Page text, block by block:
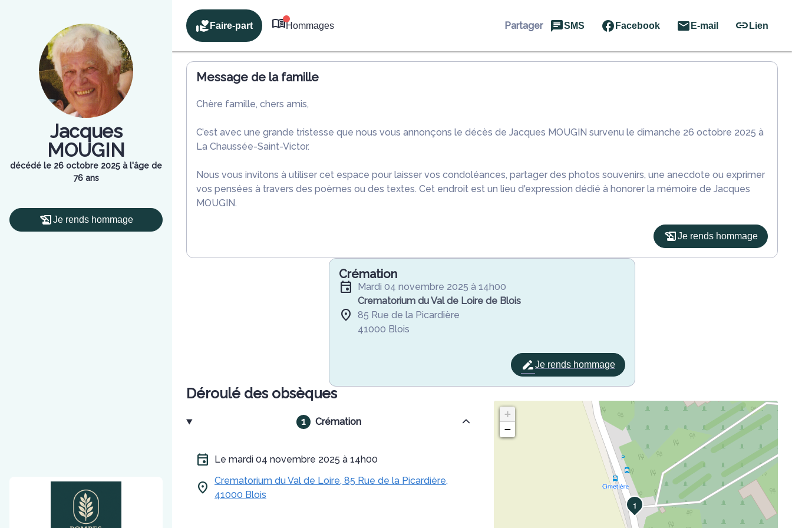
Jacques
MOUGIN
décédé le 26 octobre 2025 à l'âge de
76 ans
Je rends hommage
Faire-part Hommages Partager SMS Facebook E-mail Lien
Message de la famille
Chère famille, chers amis,
C’est avec une grande tristesse que nous vous annonçons le décès de Jacques MOUGIN survenu le dimanche 26 octobre 2025 à
La Chaussée-Saint-Victor.
Nous vous invitons à utiliser cet espace pour laisser vos condoléances, partager des photos souvenirs, une anecdote ou exprimer
vos pensées à travers des poèmes ou des textes. Cet endroit est un lieu d'expression dédié à honorer la mémoire de Jacques
MOUGIN.
Je rends hommage
Crémation
mardi 04 novembre 2025 à 14h00
Crematorium du Val de Loire de Blois
85 Rue de la Picardière
41000 Blois
Je rends hommage
Déroulé des obsèques
Crémation
Le mardi 04 novembre 2025 à 14h00
Crematorium du Val de Loire, 85 Rue de la Picardière,
41000 Blois
1
+
−